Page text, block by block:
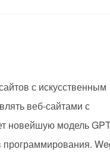
с искусственным
веб-сайтами с
новейшую модель
программирования.